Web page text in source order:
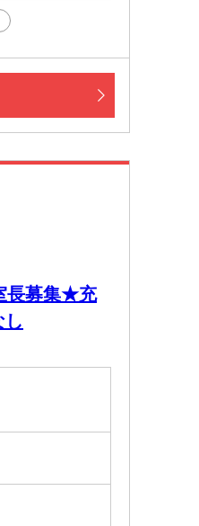
長募集★充